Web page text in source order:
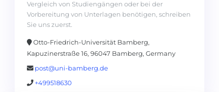
Vergleich von Studiengängen oder bei der
Vorbereitung von Unterlagen benötigen, schreiben
Sie uns zuerst.
Otto-Friedrich-Universität Bamberg,
Kapuzinerstraße 16, 96047 Bamberg, Germany
post@uni-bamberg.de
+499518630